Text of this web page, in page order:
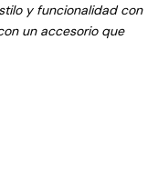
y funcionalidad con
un accesorio que